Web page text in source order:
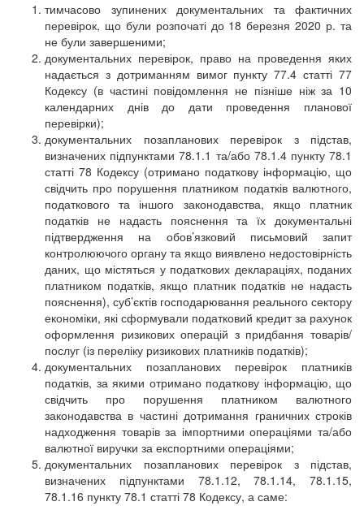
тимчасово зупинених документальних та фактичних
перевірок, що були розпочаті до 18 березня 2020 р. та
не були завершеними;
документальних перевірок, право на проведення яких
надається з дотриманням вимог пункту 77.4 статті 77
Кодексу (в частині повідомлення не пізніше ніж за 10
календарних днів до дати проведення планової
перевірки);
документальних позапланових перевірок з підстав,
визначених підпунктами 78.1.1 та/або 78.1.4 пункту 78.1
статті 78 Кодексу (отримано податкову інформацію, що
свідчить про порушення платником податків валютного,
податкового та іншого законодавства, якщо платник
податків не надасть пояснення та їх документальні
підтвердження на обов’язковий письмовий запит
контролюючого органу та якщо виявлено недостовірність
даних, що містяться у податкових деклараціях, поданих
платником податків, якщо платник податків не надасть
пояснення), суб’єктів господарювання реального сектору
економіки, які сформували податковий кредит за рахунок
оформлення ризикових операцій з придбання товарів/
послуг (із переліку ризикових платників податків);
документальних позапланових перевірок платників
податків, за якими отримано податкову інформацію, що
свідчить про порушення платником валютного
законодавства в частині дотримання граничних строків
надходження товарів за імпортними операціями та/або
валютної виручки за експортними операціями;
документальних позапланових перевірок з підстав,
визначених підпунктами 78.1.12, 78.1.14, 78.1.15,
78.1.16 пункту 78.1 статті 78 Кодексу, а саме: